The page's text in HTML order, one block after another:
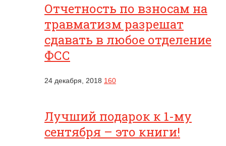
Отчетность по взносам на
травматизм разрешат
сдавать в любое отделение
ФСС
24 декабря, 2018 160
Лучший подарок к 1-му
сентября – это книги!